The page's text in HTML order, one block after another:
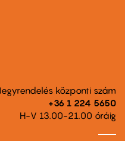
központi szám
+36 1 224 5650
H-V 13.00-21.00 óráig